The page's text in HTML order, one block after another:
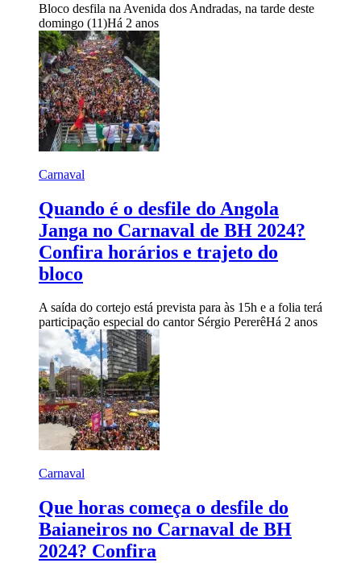
Bloco desfila na Avenida dos Andradas, na tarde deste
domingo (11)Há 2 anos
Carnaval
Quando é o desfile do Angola
Janga no Carnaval de BH 2024?
Confira horários e trajeto do
bloco
A saída do cortejo está prevista para às 15h e a folia terá
participação especial do cantor Sérgio PererêHá 2 anos
Carnaval
Que horas começa o desfile do
Baianeiros no Carnaval de BH
2024? Confira